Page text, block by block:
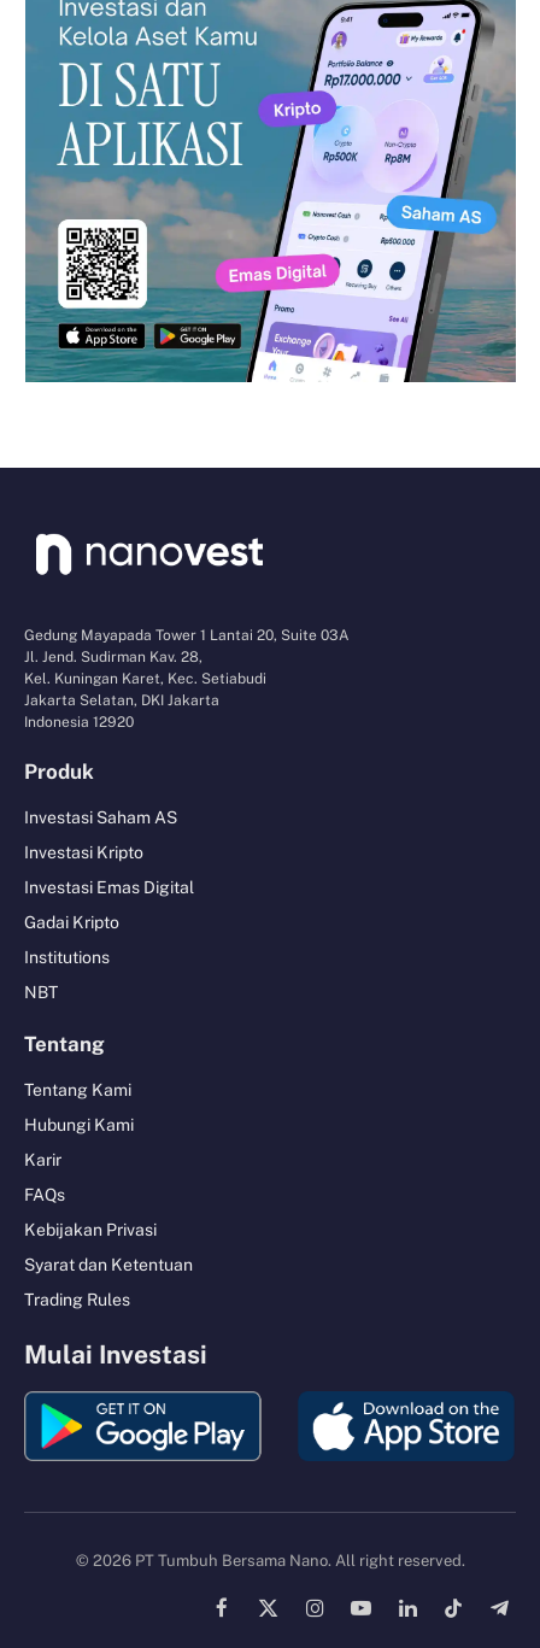
Gedung Mayapada Tower 1 Lantai 20, Suite 03A
Jl. Jend. Sudirman Kav. 28,
Kel. Kuningan Karet, Kec. Setiabudi
Jakarta Selatan, DKI Jakarta
Indonesia 12920
Produk
Investasi Saham AS
Investasi Kripto
Investasi Emas Digital
Gadai Kripto
Institutions
NBT
Tentang
Tentang Kami
Hubungi Kami
Karir
FAQs
Kebijakan Privasi
Syarat dan Ketentuan
Trading Rules
Mulai Investasi
© 2026 PT Tumbuh Bersama Nano. All right reserved.
Facebook
X
InstagramYouTubeLinkedInTikTok